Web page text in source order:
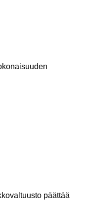
päättää